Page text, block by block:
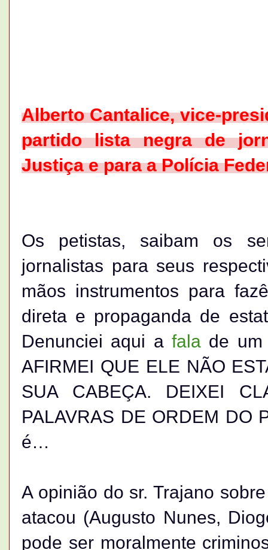
Alberto Cantalice, vice-
partido lista negra de
Justiça e para a Polícia
Os petistas, saibam os
jornalistas para seus
mãos instrumentos para
direta e propaganda de
Denunciei aqui afala de um
AFIRMEI QUE ELE NÃO
SUA CABEÇA. DEIXEI
PALAVRAS DE ORDEM DO
é…
A opinião do sr. Trajano
atacou (Augusto Nunes,
pode ser moralmente